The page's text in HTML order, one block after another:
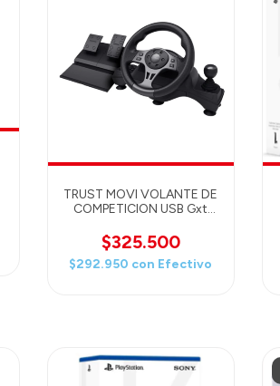
TRUST MOVI VOLANTE DE
COMPETICION USB Gxt
Nintendo Switch,
Playstation 4, Xbox One S,
Xbox One X y Xbox Series
$325.500
$292.950 con Efectivo